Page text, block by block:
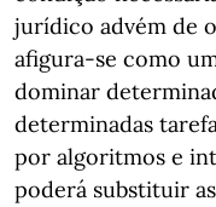
jurídico advém de
afigura-se como
dominar
determinadas
por algoritmos e
poderá substituir